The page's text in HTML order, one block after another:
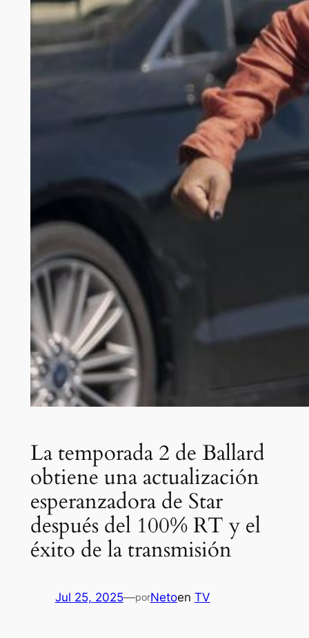
La temporada 2 de Ballard
obtiene una actualización
esperanzadora de Star
después del 100% RT y el
éxito de la transmisión
Jul 25, 2025—porNetoen TV